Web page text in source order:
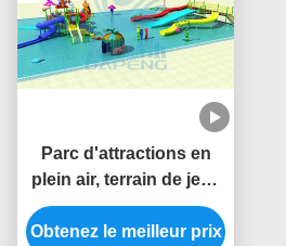
Parc d'attractions en
plein air, terrain de jeux
pour enfants, groupe de
toboggans en fibre de
Obtenez le meilleur prix